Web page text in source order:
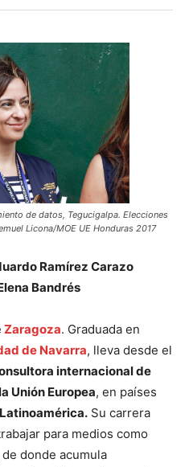
de datos, Tegucigalpa. Elecciones
Licona/MOE UE Honduras 2017
Ramírez Carazo
Bandrés
Zaragoza. Graduada en
de Navarra, lleva desde el
internacional de
Unión Europea, en países
Su carrera
para medios como
de donde acumula